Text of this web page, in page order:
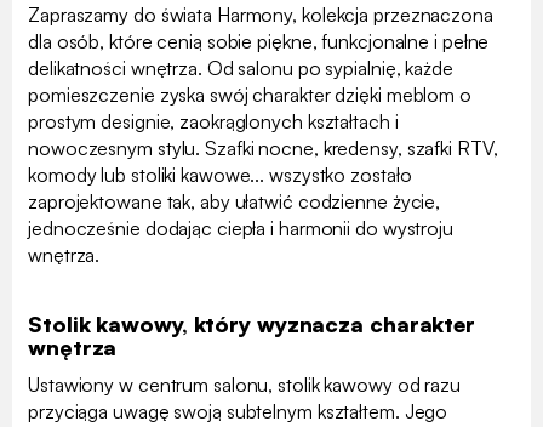
Zapraszamy do świata Harmony, kolekcja przeznaczona
dla osób, które cenią sobie piękne, funkcjonalne i pełne
delikatności wnętrza. Od salonu po sypialnię, każde
pomieszczenie zyska swój charakter dzięki meblom o
prostym designie, zaokrąglonych kształtach i
nowoczesnym stylu. Szafki nocne, kredensy, szafki RTV,
komody lub stoliki kawowe... wszystko zostało
zaprojektowane tak, aby ułatwić codzienne życie,
jednocześnie dodając ciepła i harmonii do wystroju
wnętrza.
Stolik kawowy, który wyznacza charakter
wnętrza
Ustawiony w centrum salonu, stolik kawowy od razu
przyciąga uwagę swoją subtelnym kształtem. Jego